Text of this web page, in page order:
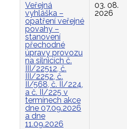
Veřejná
vyhláška –
opatření veřejné
povahy –
stanovení
přechodné
úpravy provozu
na silnicích č.
III/22512, č.
III/2252, č.
II/568, č. II/224,
a č. II/225 v
termínech akce
dne 07.09.2026
a dne
11.09.2026
03. 08.
2026